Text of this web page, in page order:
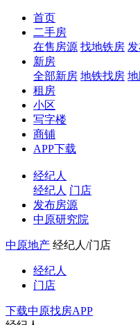
首页
二手房
在售房源 找地铁房
新房
全部新房 地铁找房
租房
小区
写字楼
商铺
APP下载
经纪人
经纪人 门店
发布房源
中原研究院
中原地产 经纪人/门店
经纪人
门店
下载中原找房APP